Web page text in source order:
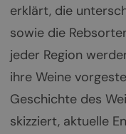
erklärt, die
sowie die
jeder Region
ihre Weine
Geschichte des
skizziert, aktuelle